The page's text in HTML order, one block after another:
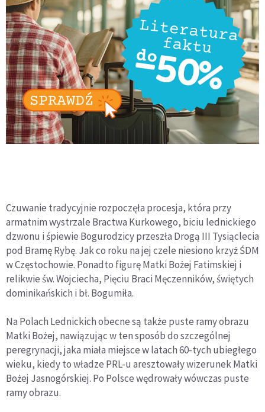
Czuwanie tradycyjnie rozpoczęła procesja, która przy
armatnim wystrzale Bractwa Kurkowego, biciu lednickiego
dzwonu i śpiewie Bogurodzicy przeszła Drogą III Tysiąclecia
pod Bramę Rybę. Jak co roku na jej czele niesiono krzyż ŚDM
w Częstochowie. Ponadto figurę Matki Bożej Fatimskiej i
relikwie św. Wojciecha, Pięciu Braci Męczenników, świętych
dominikańskich i bł. Bogumiła.
Na Polach Lednickich obecne są także puste ramy obrazu
Matki Bożej, nawiązując w ten sposób do szczególnej
peregrynacji, jaka miała miejsce w latach 60-tych ubiegłego
wieku, kiedy to władze PRL-u aresztowały wizerunek Matki
Bożej Jasnogórskiej. Po Polsce wędrowały wówczas puste
ramy obrazu.